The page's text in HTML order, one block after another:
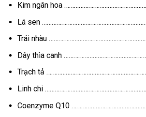
Kim ngân hoa
Lá sen
Trái nhàu
Dây thìa canh
Trạch tả
Linh chi
Coenzyme Q10